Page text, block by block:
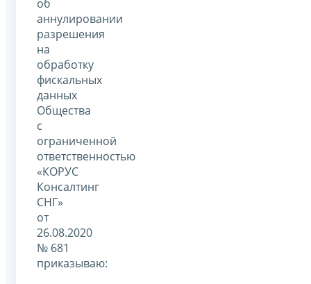
об
аннулировании
разрешения
на
обработку
фискальных
данных
Общества
с
ограниченной
ответственностью
«КОРУС
Консалтинг
СНГ»
от
26.08.2020
№ 681
приказываю: